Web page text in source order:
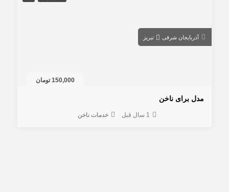
آذربایجان شرقی تبریز
150,000 تومان
مدل برای ناخن
1 سال قبل خدمات ناخن